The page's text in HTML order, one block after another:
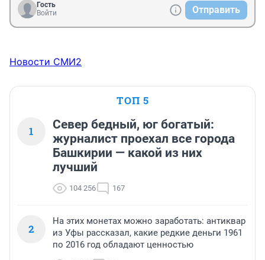
Гость
Войти
Отправить
Новости СМИ2
ТОП 5
1
Север бедный, юг богатый:
журналист проехал все города
Башкирии — какой из них
лучший
104 256 167
2
На этих монетах можно заработать: антиквар
из Уфы рассказал, какие редкие деньги 1961
по 2016 год обладают ценностью